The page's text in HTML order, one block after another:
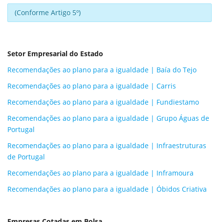
(Conforme Artigo 5º)
Setor Empresarial do Estado
Recomendações ao plano para a igualdade | Baía do Tejo
Recomendações ao plano para a igualdade | Carris
Recomendações ao plano para a igualdade | Fundiestamo
Recomendações ao plano para a igualdade | Grupo Águas de
Portugal
Recomendações ao plano para a igualdade | Infraestruturas
de Portugal
Recomendações ao plano para a igualdade | Inframoura
Recomendações ao plano para a igualdade | Óbidos Criativa